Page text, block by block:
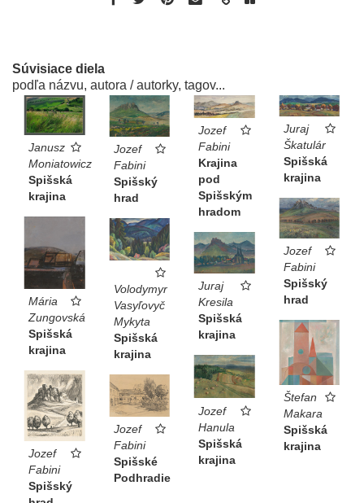
Súvisiace diela
podľa názvu, autora / autorky, tagov...
Janusz
Moniatowicz
Spišská
krajina
Jozef
Fabini
Spišský
hrad
Jozef
Fabini
Krajina
pod
Spišským
hradom
Juraj
Škatulár
Spišská
krajina
Jozef
Fabini
Spišský
hrad
Mária
Zungovská
Spišská
krajina
Volodymyr
Vasyľovyč
Mykyta
Spišská
krajina
Juraj
Kresila
Spišská
krajina
Štefan
Makara
Spišská
krajina
Jozef
Hanula
Spišská
krajina
Jozef
Fabini
Spišský
Jozef
Fabini
Spišské
Podhradie